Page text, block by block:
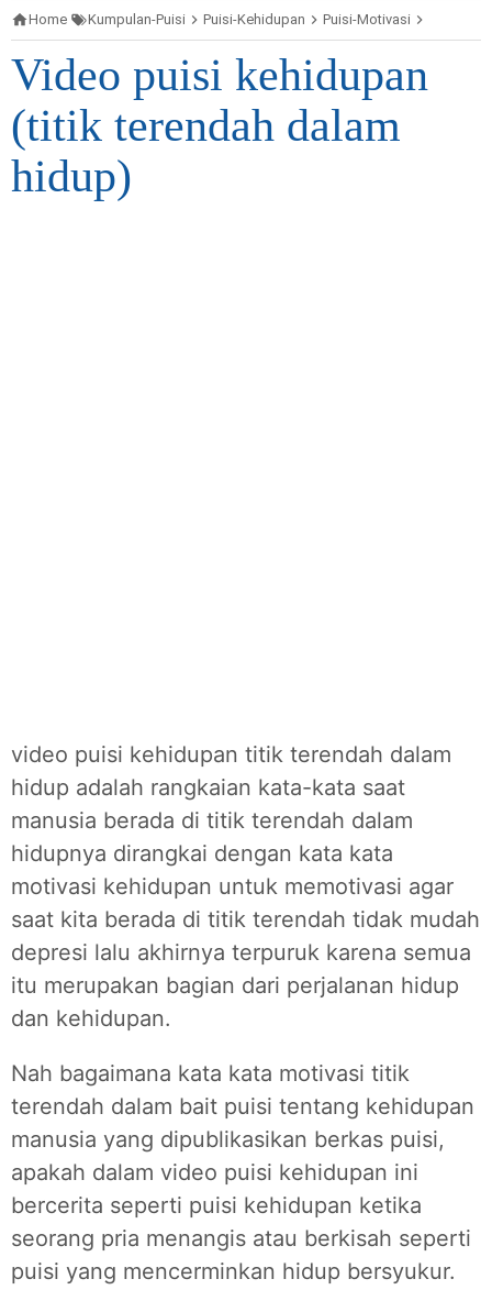
Home Kumpulan-Puisi Puisi-Kehidupan Puisi-Motivasi
Video puisi kehidupan
(titik terendah dalam
hidup)
video puisi kehidupan titik terendah dalam
hidup adalah rangkaian kata-kata saat
manusia berada di titik terendah dalam
hidupnya dirangkai dengan kata kata
motivasi kehidupan untuk memotivasi agar
saat kita berada di titik terendah tidak mudah
depresi lalu akhirnya terpuruk karena semua
itu merupakan bagian dari perjalanan hidup
dan kehidupan.
Nah bagaimana kata kata motivasi titik
terendah dalam bait puisi tentang kehidupan
manusia yang dipublikasikan berkas puisi,
apakah dalam video puisi kehidupan ini
bercerita seperti puisi kehidupan ketika
seorang pria menangis atau berkisah seperti
puisi yang mencerminkan hidup bersyukur.